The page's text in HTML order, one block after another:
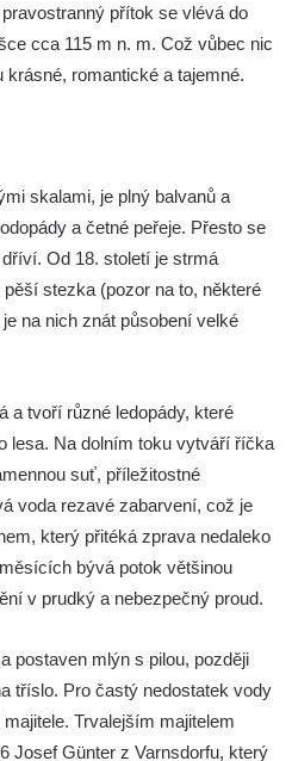
přítok se vlévá do
cca 115 m n. m. Což vůbec nic
krásné, romantické a tajemné.
skalami, je plný balvanů a
a četné peřeje. Přesto se
Od 18. století je strmá
stezka (pozor na to, některé
na nich znát působení velké
a tvoří různé ledopády, které
lesa. Na dolním toku vytváří říčka
suť, příležitostné
voda rezavé zabarvení, což je
který přitéká zprava nedaleko
bývá potok většinou
v prudký a nebezpečný proud.
postaven mlýn s pilou, později
tříslo. Pro častý nedostatek vody
Trvalejším majitelem
Josef Günter z Varnsdorfu, který